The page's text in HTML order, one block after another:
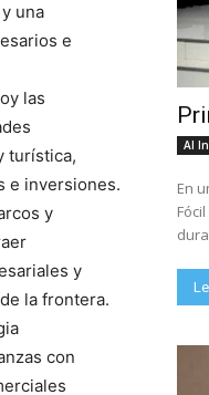
una
e
las
turística,
e inversiones.
y
y
la frontera.
con
Al
En